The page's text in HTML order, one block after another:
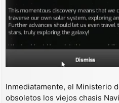
Inmediatamente, el Ministerio
obsoletos los viejos chasis